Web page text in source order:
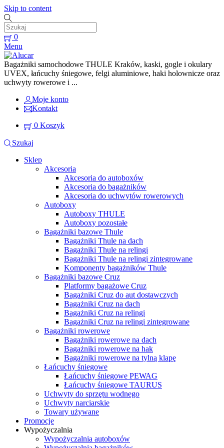
Skip to content
0
Menu
Bagażniki samochodowe THULE Kraków, kaski, gogle i okulary
UVEX, łańcuchy śniegowe, felgi aluminiowe, haki holownicze oraz
uchwyty rowerowe i ...
Moje konto
Kontakt
0 Koszyk
Szukaj
Sklep
Akcesoria
Akcesoria do autoboxów
Akcesoria do bagażników
Akcesoria do uchwytów rowerowych
Autoboxy
Autoboxy THULE
Autoboxy pozostałe
Bagażniki bazowe Thule
Bagażniki Thule na dach
Bagażniki Thule na relingi
Bagażniki Thule na relingi zintegrowane
Komponenty bagażników Thule
Bagażniki bazowe Cruz
Platformy bagażowe Cruz
Bagażniki Cruz do aut dostawczych
Bagażniki Cruz na dach
Bagażniki Cruz na relingi
Bagażniki Cruz na relingi zintegrowane
Bagażniki rowerowe
Bagażniki rowerowe na dach
Bagażniki rowerowe na hak
Bagażniki rowerowe na tylną klapę
Łańcuchy śniegowe
Łańcuchy śniegowe PEWAG
Łańcuchy śniegowe TAURUS
Uchwyty do sprzętu wodnego
Uchwyty narciarskie
Towary używane
Promocje
Wypożyczalnia
Wypożyczalnia autoboxów